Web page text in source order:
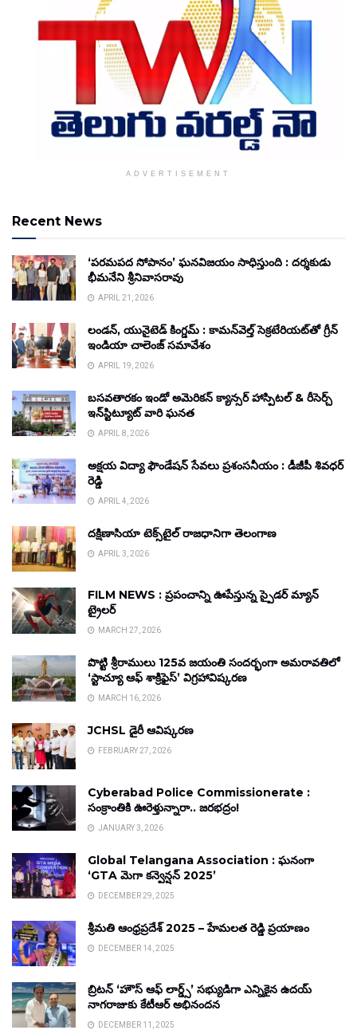
ADVERTISEMENT
Recent News
‘పరమపద సోపానం’ ఘనవిజయం సాధిస్తుంది : దర్శకుడు
భీమనేని శ్రీనివాసరావు
APRIL 21, 2026
లండన్, యునైటెడ్ కింగ్డమ్ : కామన్‌వెల్త్ సెక్రటేరియట్‌తో గ్రీన్
ఇండియా చాలెంజ్ సమావేశం
APRIL 19, 2026
బసవతారకం ఇండో అమెరికన్ క్యాన్సర్ హాస్పిటల్ & రీసెర్చ్
ఇన్‌స్టిట్యూట్ వారి ఘనత
APRIL 8, 2026
అక్షయ విద్యా ఫౌండేషన్ సేవలు ప్రశంసనీయం : డీజీపీ శివధర్
రెడ్డి
APRIL 4, 2026
దక్షిణాసియా టెక్స్‌టైల్ రాజధానిగా తెలంగాణ
APRIL 3, 2026
FILM NEWS : ప్రపంచాన్ని ఊపేస్తున్న స్పైడర్ మ్యాన్
ట్రైలర్
MARCH 27, 2026
పొట్టి శ్రీరాములు 125వ జయంతి సందర్భంగా అమరావతిలో
‘స్టాచ్యూ ఆఫ్ శాక్రిఫైస్’ విగ్రహావిష్కరణ
MARCH 16, 2026
JCHSL డైరీ ఆవిష్కరణ
FEBRUARY 27, 2026
Cyberabad Police Commissionerate :
సంక్రాంతికి ఊరెళ్తున్నారా.. జరభద్రం!
JANUARY 3, 2026
Global Telangana Association : ఘనంగా
‘GTA మెగా కన్వెన్షన్ 2025’
DECEMBER 29, 2025
శ్రీమతి ఆంధ్రప్రదేశ్ 2025 – హేమలత రెడ్డి ప్రయాణం
DECEMBER 14, 2025
బ్రిటన్ ‘హౌస్ ఆఫ్ లార్డ్స్’ సభ్యుడిగా ఎన్నికైన ఉదయ్
నాగరాజుకు కేటీఆర్ అభినందన
DECEMBER 11, 2025